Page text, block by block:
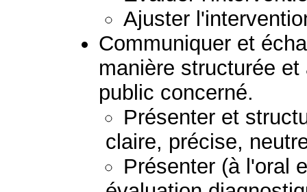
Ajuster
Communiquer et
manière structurée
public concerné.
Présenter et
claire, précise,
Présenter (à l'oral